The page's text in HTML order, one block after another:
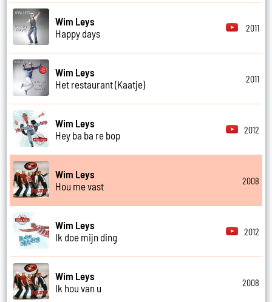
Wim Leys
Happy days
2011
Wim Leys
Het restaurant (Kaatje)
2011
Wim Leys
Hey ba ba re bop
2012
Wim Leys
Hou me vast
2008
Wim Leys
Ik doe mijn ding
2012
Wim Leys
Ik hou van u
2008